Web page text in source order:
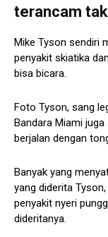
terancam
Mike Tyson sendiri
penyakit skiatika
bisa bicara.
Foto Tyson, sang
Bandara Miami
berjalan dengan
Banyak yang
yang diderita
penyakit nyeri
dideritanya.